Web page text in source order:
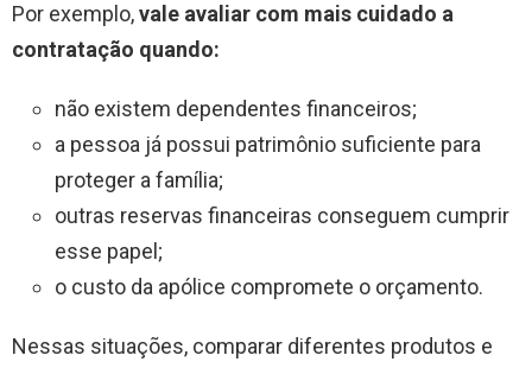
Por exemplo,vale avaliar com mais cuidado a
contratação quando:
não existem dependentes financeiros;
a pessoa já possui patrimônio suficiente para
proteger a família;
outras reservas financeiras conseguem cumprir
esse papel;
o custo da apólice compromete o orçamento.
Nessas situações, comparar diferentes produtos e